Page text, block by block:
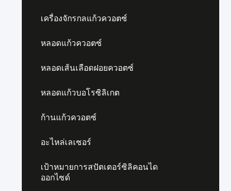
เครื่องจักรกลแก้วควอตซ์
หลอดแก้วควอตซ์
หลอดเส้นเลือดฝอยควอตซ์
หลอดแก้วบอโรซิลิเกต
ก้านแก้วควอตซ์
อะไหล่เลเซอร์
เป้าหมายการสปัตเตอร์ซิลิคอนได
ออกไซด์